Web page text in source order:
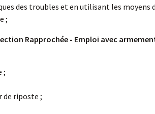
des troubles et en utilisant les moyens
;
Rapprochée - Emploi avec
;
de riposte ;